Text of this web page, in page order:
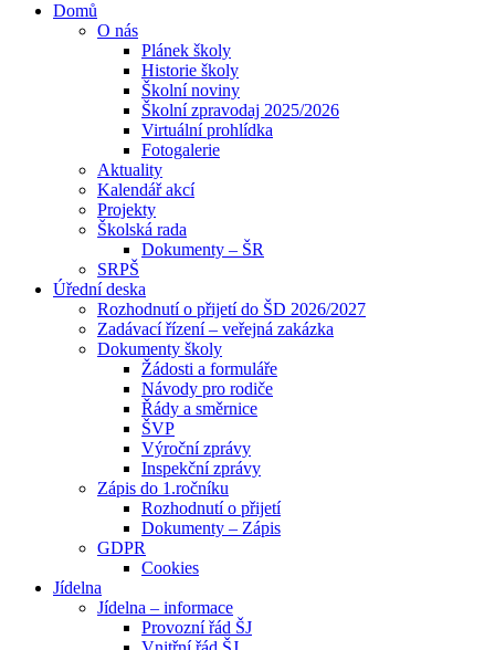
Domů
O nás
Plánek školy
Historie školy
Školní noviny
Školní zpravodaj 2025/2026
Virtuální prohlídka
Fotogalerie
Aktuality
Kalendář akcí
Projekty
Školská rada
Dokumenty – ŠR
SRPŠ
Úřední deska
Rozhodnutí o přijetí do ŠD 2026/2027
Zadávací řízení – veřejná zakázka
Dokumenty školy
Žádosti a formuláře
Návody pro rodiče
Řády a směrnice
ŠVP
Výroční zprávy
Inspekční zprávy
Zápis do 1.ročníku
Rozhodnutí o přijetí
Dokumenty – Zápis
GDPR
Cookies
Jídelna
Jídelna – informace
Provozní řád ŠJ